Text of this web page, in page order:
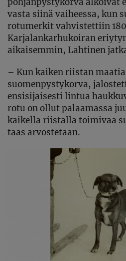
vasta siinä vaiheessa, kun
rotumerkit vahvistettiin
Karjalankarhukoiran
aikaisemmin, Lahtinen
– Kun kaiken riistan
suomenpystykorva,
ensisijaisesti lintua
rotu on ollut palaamassa
kaikella riistalla toimivaa
taas arvostetaan.